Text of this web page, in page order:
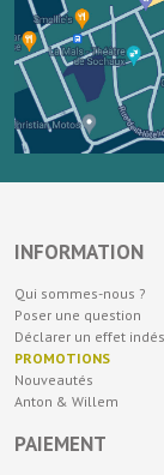
INFORMATION
Qui sommes-nous ?
Poser une question
Déclarer un effet
PROMOTIONS
Nouveautés
Anton & Willem
PAIEMENT